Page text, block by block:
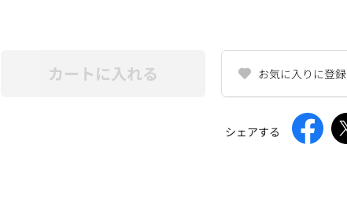
カートに入れる お気に入りに登録
シェアする